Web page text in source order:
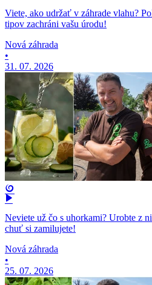
Viete, ako udržať v záhrade vlahu?
tipov zachráni vašu úrodu!
Nová záhrada
•
31. 07. 2026
Neviete už čo s uhorkami? Urobte z
chuť si zamilujete!
Nová záhrada
•
25. 07. 2026